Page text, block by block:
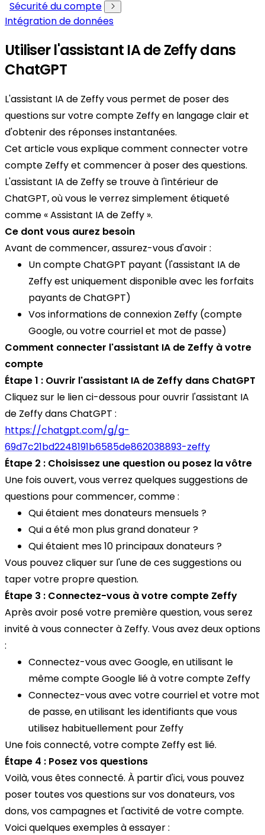
Sécurité du compte
Intégration de données
Utiliser l'assistant IA de Zeffy dans
ChatGPT
L'assistant IA de Zeffy vous permet de poser des
questions sur votre compte Zeffy en langage clair et
d'obtenir des réponses instantanées.
Cet article vous explique comment connecter votre
compte Zeffy et commencer à poser des questions.
L'assistant IA de Zeffy se trouve à l'intérieur de
ChatGPT, où vous le verrez simplement étiqueté
comme « Assistant IA de Zeffy ».
Ce dont vous aurez besoin
Avant de commencer, assurez-vous d'avoir :
Un compte ChatGPT payant (l'assistant IA de
Zeffy est uniquement disponible avec les forfaits
payants de ChatGPT)
Vos informations de connexion Zeffy (compte
Google, ou votre courriel et mot de passe)
Comment connecter l'assistant IA de Zeffy à votre
compte
Étape 1 : Ouvrir l'assistant IA de Zeffy dans ChatGPT
Cliquez sur le lien ci-dessous pour ouvrir l'assistant IA
de Zeffy dans ChatGPT :
https://chatgpt.com/g/g-
69d7c21bd2248191b6585de862038893-zeffy
Étape 2 : Choisissez une question ou posez la vôtre
Une fois ouvert, vous verrez quelques suggestions de
questions pour commencer, comme :
Qui étaient mes donateurs mensuels ?
Qui a été mon plus grand donateur ?
Qui étaient mes 10 principaux donateurs ?
Vous pouvez cliquer sur l'une de ces suggestions ou
taper votre propre question.
Étape 3 : Connectez-vous à votre compte Zeffy
Après avoir posé votre première question, vous serez
invité à vous connecter à Zeffy. Vous avez deux options
:
Connectez-vous avec Google, en utilisant le
même compte Google lié à votre compte Zeffy
Connectez-vous avec votre courriel et votre mot
de passe, en utilisant les identifiants que vous
utilisez habituellement pour Zeffy
Une fois connecté, votre compte Zeffy est lié.
Étape 4 : Posez vos questions
Voilà, vous êtes connecté. À partir d'ici, vous pouvez
poser toutes vos questions sur vos donateurs, vos
dons, vos campagnes et l'activité de votre compte.
Voici quelques exemples à essayer :